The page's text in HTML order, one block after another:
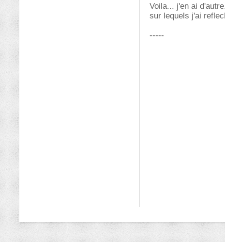
Voila... j'en ai
sur lequels j'ai
-----